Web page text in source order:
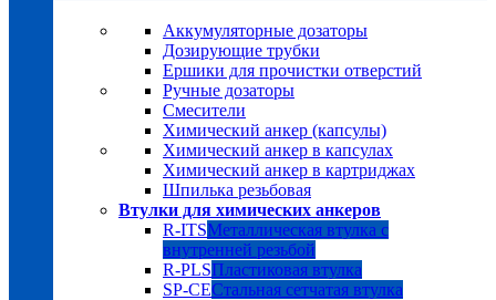
Аккумуляторные дозаторы
Дозирующие трубки
Ершики для прочистки отверстий
Ручные дозаторы
Смесители
Химический анкер (капсулы)
Химический анкер в капсулах
Химический анкер в картриджах
Шпилька резьбовая
Втулки для химических анкеров
R-ITSМеталлическая втулка с
внутренней резьбой
R-PLSПластиковая втулка
SP-CEСтальная сетчатая втулка